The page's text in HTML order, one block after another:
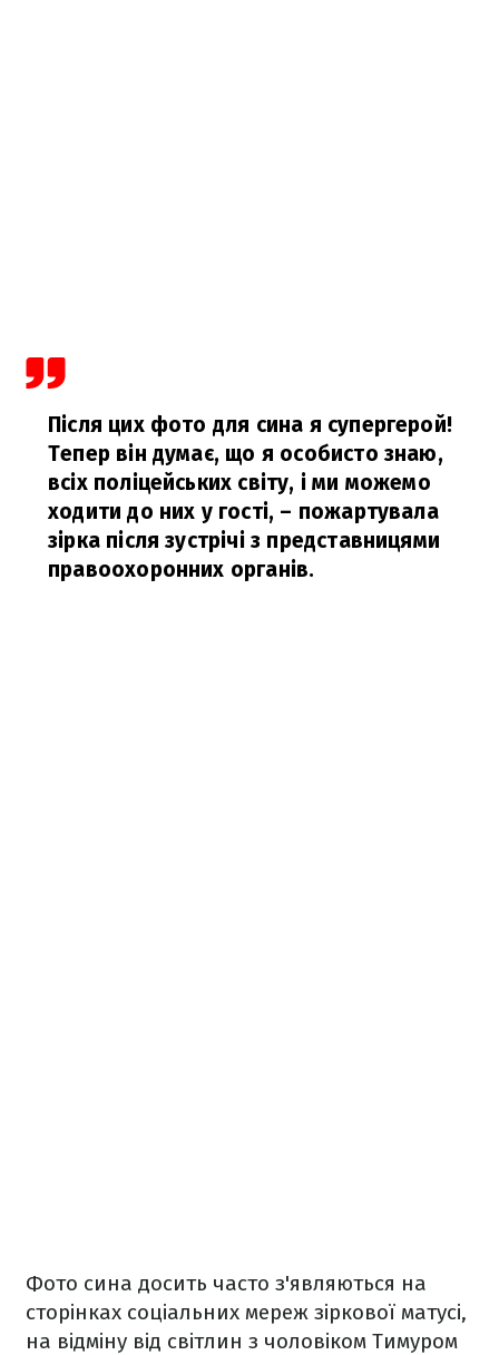
Після цих фото для сина я супергерой!
Тепер він думає, що я особисто знаю,
всіх поліцейських світу, і ми можемо
ходити до них у гості, – пожартувала
зірка після зустрічі з представницями
правоохоронних органів.
Фото сина досить часто з'являються на
сторінках соціальних мереж зіркової матусі,
на відміну від світлин з чоловіком Тимуром